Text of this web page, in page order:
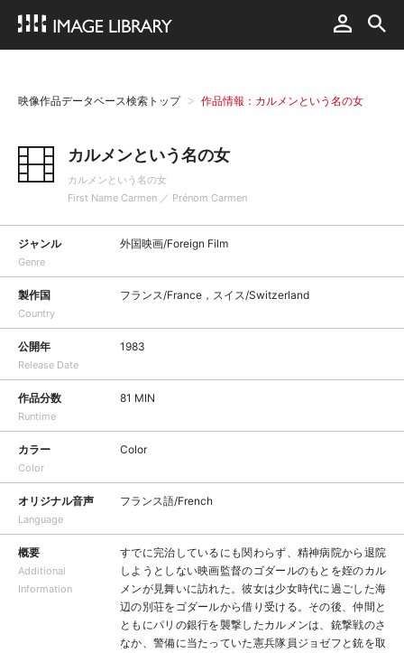
映像作品データベース検索トップ 作品情報：カルメンという名の女
カルメンという名の女
カルメンという名の女
First Name Carmen ／ Prénom Carmen
ジャンル
Genre
外国映画/Foreign Film
製作国
Country
フランス/France，スイス/Switzerland
公開年
Release Date
1983
作品分数
Runtime
81 MIN
カラー
Color
Color
オリジナル音声
Language
フランス語/French
概要
Additional
Information
すでに完治しているにも関わらず、精神病院から退院
しようとしない映画監督のゴダールのもとを姪のカル
メンが見舞いに訪れた。彼女は少女時代に過ごした海
辺の別荘をゴダールから借り受ける。その後、仲間と
ともにパリの銀行を襲撃したカルメンは、銃撃戦のさ
なか、警備に当たっていた憲兵隊員ジョゼフと銃を取